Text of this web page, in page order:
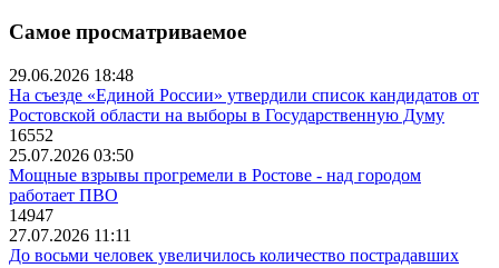
Самое просматриваемое
29.06.2026 18:48
На съезде «Единой России» утвердили список кандидатов от
Ростовской области на выборы в Государственную Думу
16552
25.07.2026 03:50
Мощные взрывы прогремели в Ростове - над городом
работает ПВО
14947
27.07.2026 11:11
До восьми человек увеличилось количество пострадавших